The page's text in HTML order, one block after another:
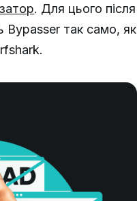
. Для цього після
Bypasser так само, як